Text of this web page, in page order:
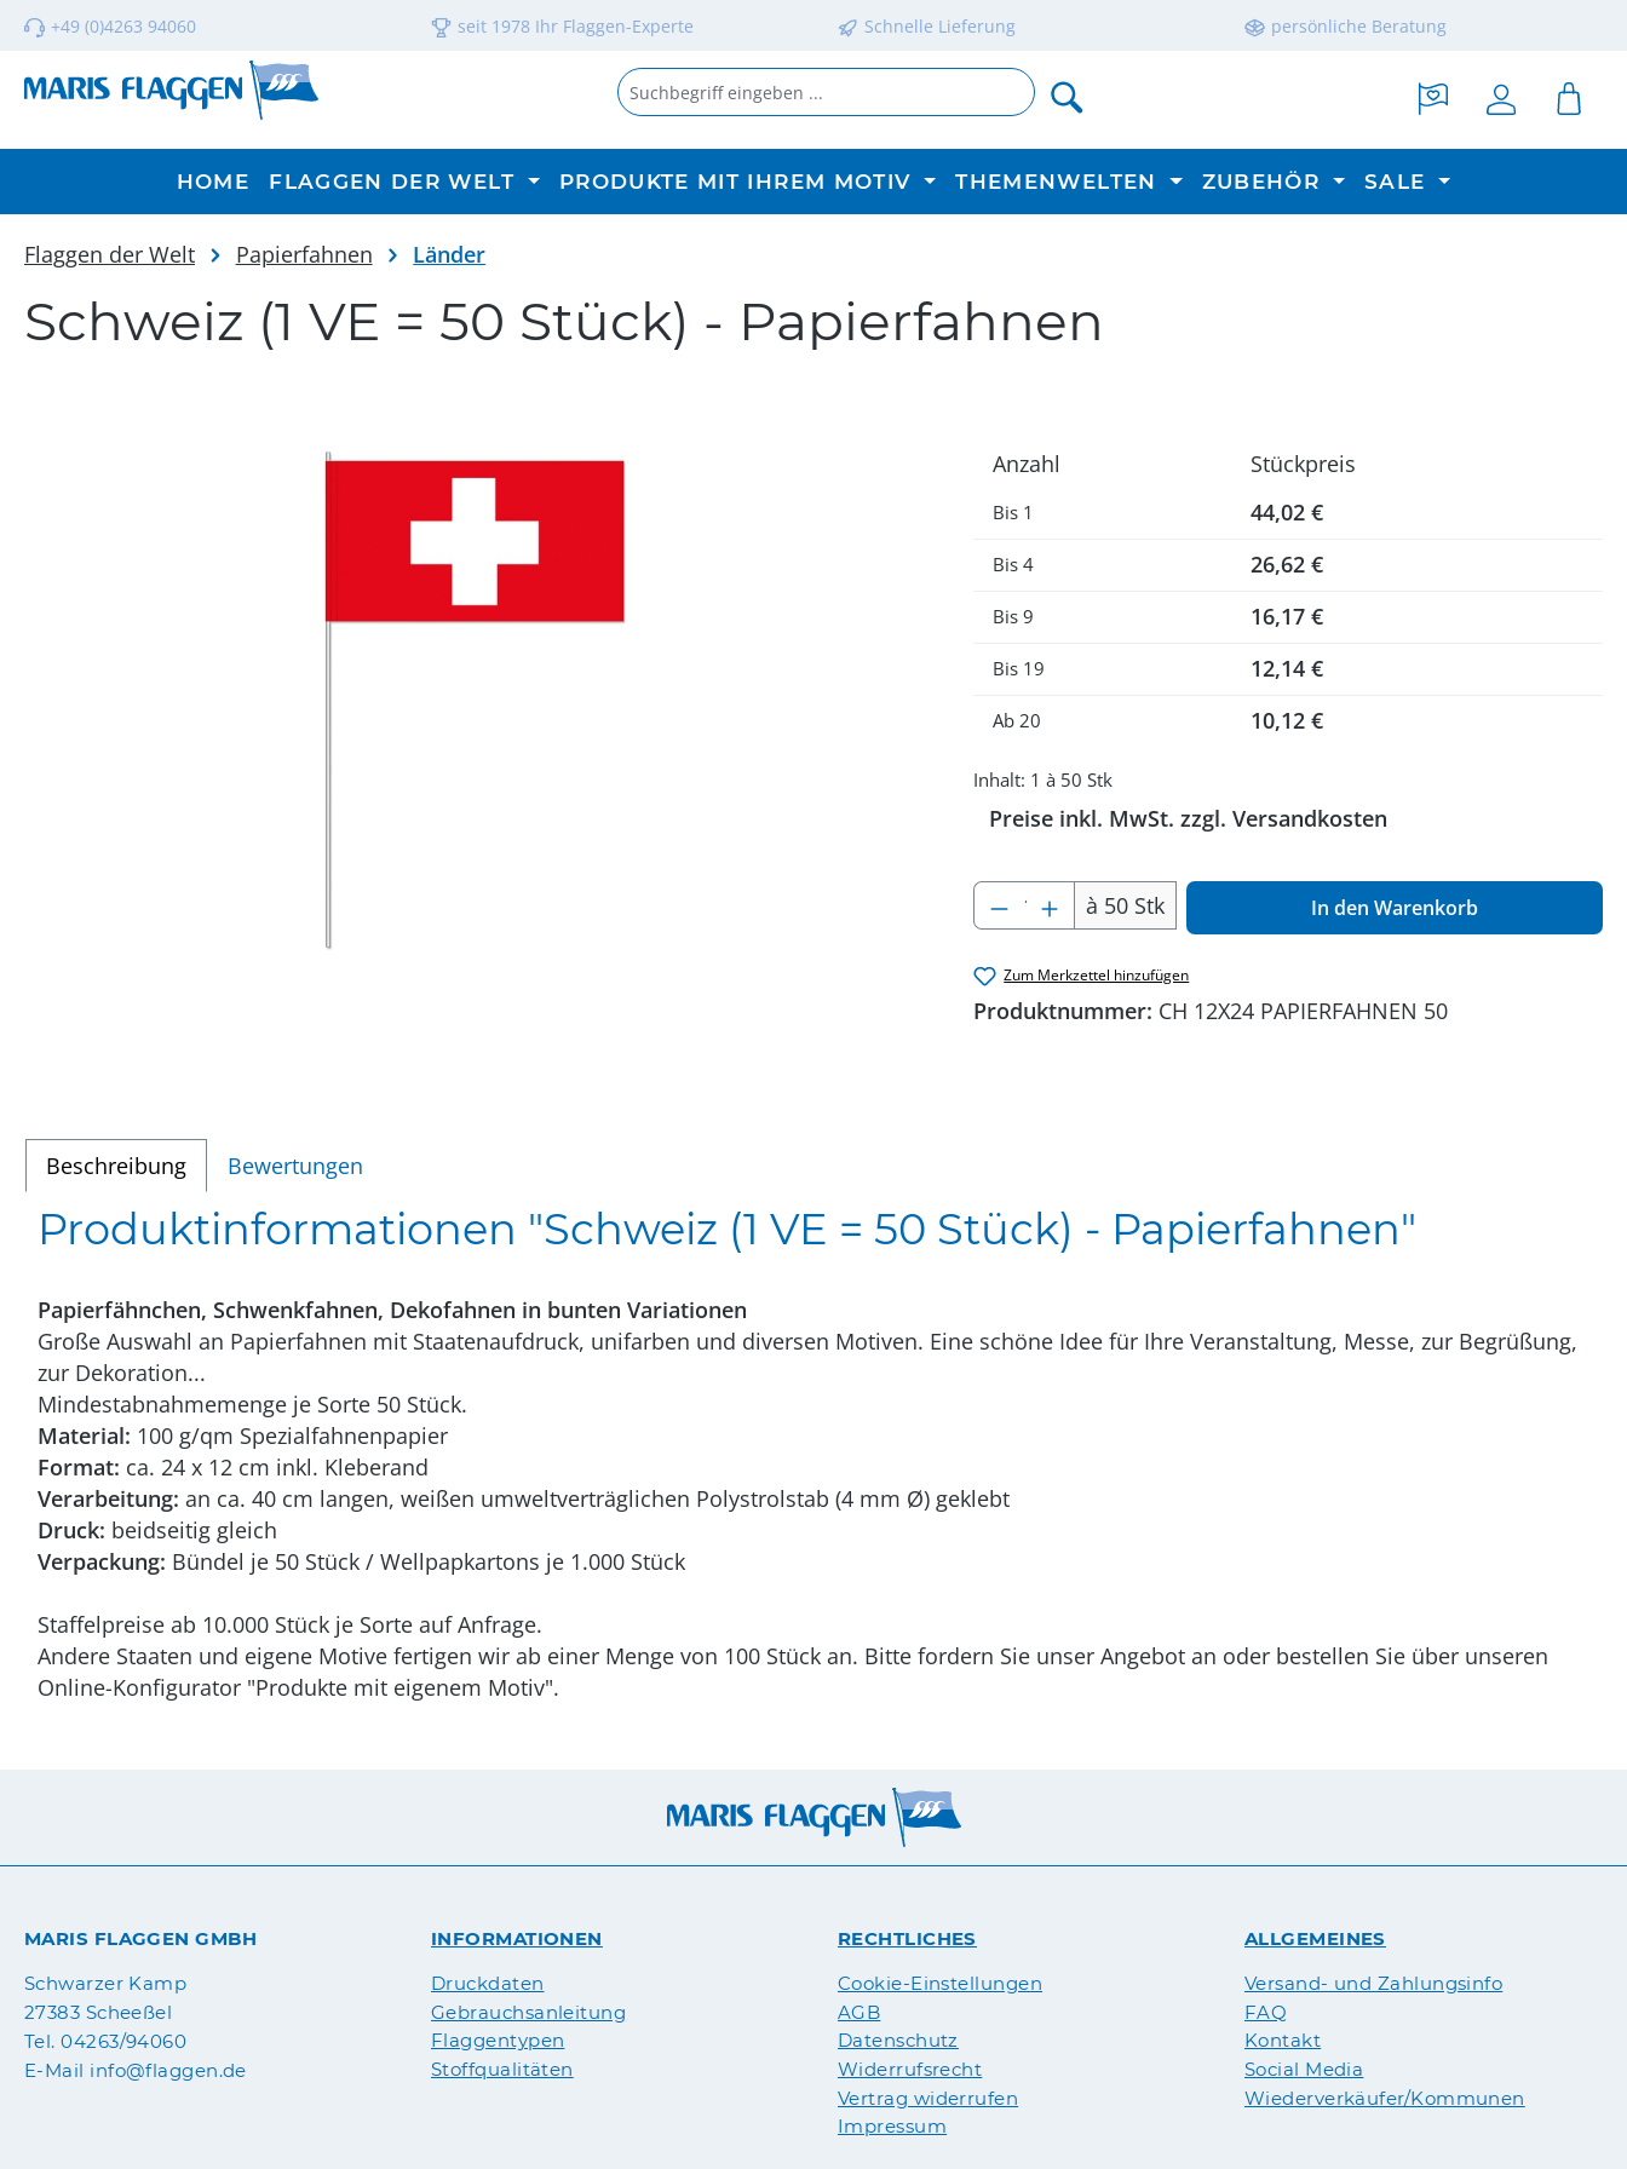
Hauptinhalt springen
Zur Suche springen
Zur Hauptnavigation springen
+49 (0)4263 94060 seit 1978 Ihr Flaggen-Experte Schnelle Lieferung persönliche Beratung
HOME FLAGGEN DER WELT PRODUKTE MIT IHREM MOTIV THEMENWELTEN ZUBEHÖR SALE
Flaggen der Welt Papierfahnen Länder
Schweiz (1 VE = 50 Stück) - Papierfahnen
Anzahl Stückpreis
Bis 1 44,02 €
Bis4 26,62 €
Bis9 16,17 €
Bis 19 12,14 €
Ab20 10,12 €
Inhalt: 1 à 50 Stk
Preise inkl. MwSt. zzgl. Versandkosten
Produkt Anzahl: Gib den gewünschten Wert
à 50 Stk In den Warenkorb
Zum Merkzettel hinzufügen
Produktnummer: CH 12X24 PAPIERFAHNEN 50
Beschreibung Bewertungen
Produktinformationen "Schweiz (1 VE = 50 Stück) - Papierfahnen"
Papierfähnchen, Schwenkfahnen, Dekofahnen in bunten Variationen
Große Auswahl an Papierfahnen mit Staatenaufdruck, unifarben und diversen Motiven. Eine schöne Idee für Ihre Veranstaltung, Messe, zur Begrüßung,
zur Dekoration...
Mindestabnahmemenge je Sorte 50 Stück.
Material: 100 g/qm Spezialfahnenpapier
Format: ca. 24 x 12 cm inkl. Kleberand
Verarbeitung: an ca. 40 cm langen, weißen umweltverträglichen Polystrolstab (4 mm Ø) geklebt
Druck: beidseitig gleich
Verpackung: Bündel je 50 Stück / Wellpapkartons je 1.000 Stück
Staffelpreise ab 10.000 Stück je Sorte auf Anfrage.
Andere Staaten und eigene Motive fertigen wir ab einer Menge von 100 Stück an. Bitte fordern Sie unser Angebot an oder bestellen Sie über unseren
Online-Konfigurator "Produkte mit eigenem Motiv".
MARIS FLAGGEN GMBH
Schwarzer Kamp
27383 Scheeßel
Tel. 04263/94060
E-Mail info@flaggen.de
INFORMATIONEN
Druckdaten
Gebrauchsanleitung
Flaggentypen
Stoffqualitäten
RECHTLICHES
Cookie-Einstellungen
AGB
Datenschutz
Widerrufsrecht
Vertrag widerrufen
Impressum
ALLGEMEINES
Versand- und Zahlungsinfo
FAQ
Kontakt
Social Media
Wiederverkäufer/Kommunen